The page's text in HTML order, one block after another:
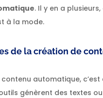
. Il y en a
à la mode.
de la création de
automatique,
génèrent des textes